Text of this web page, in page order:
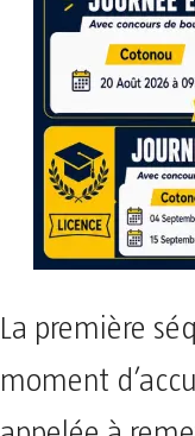
La première
moment